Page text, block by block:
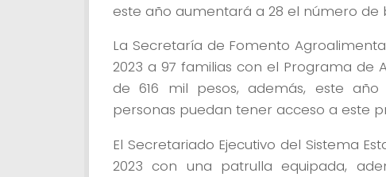
este año aumentará a 28 el número de
La Secretaría de Fomento
2023 a 97 familias con el Programa de
de 616 mil pesos, además, este
personas puedan tener acceso a este
El Secretariado Ejecutivo del Sistema
2023 con una patrulla equipada,